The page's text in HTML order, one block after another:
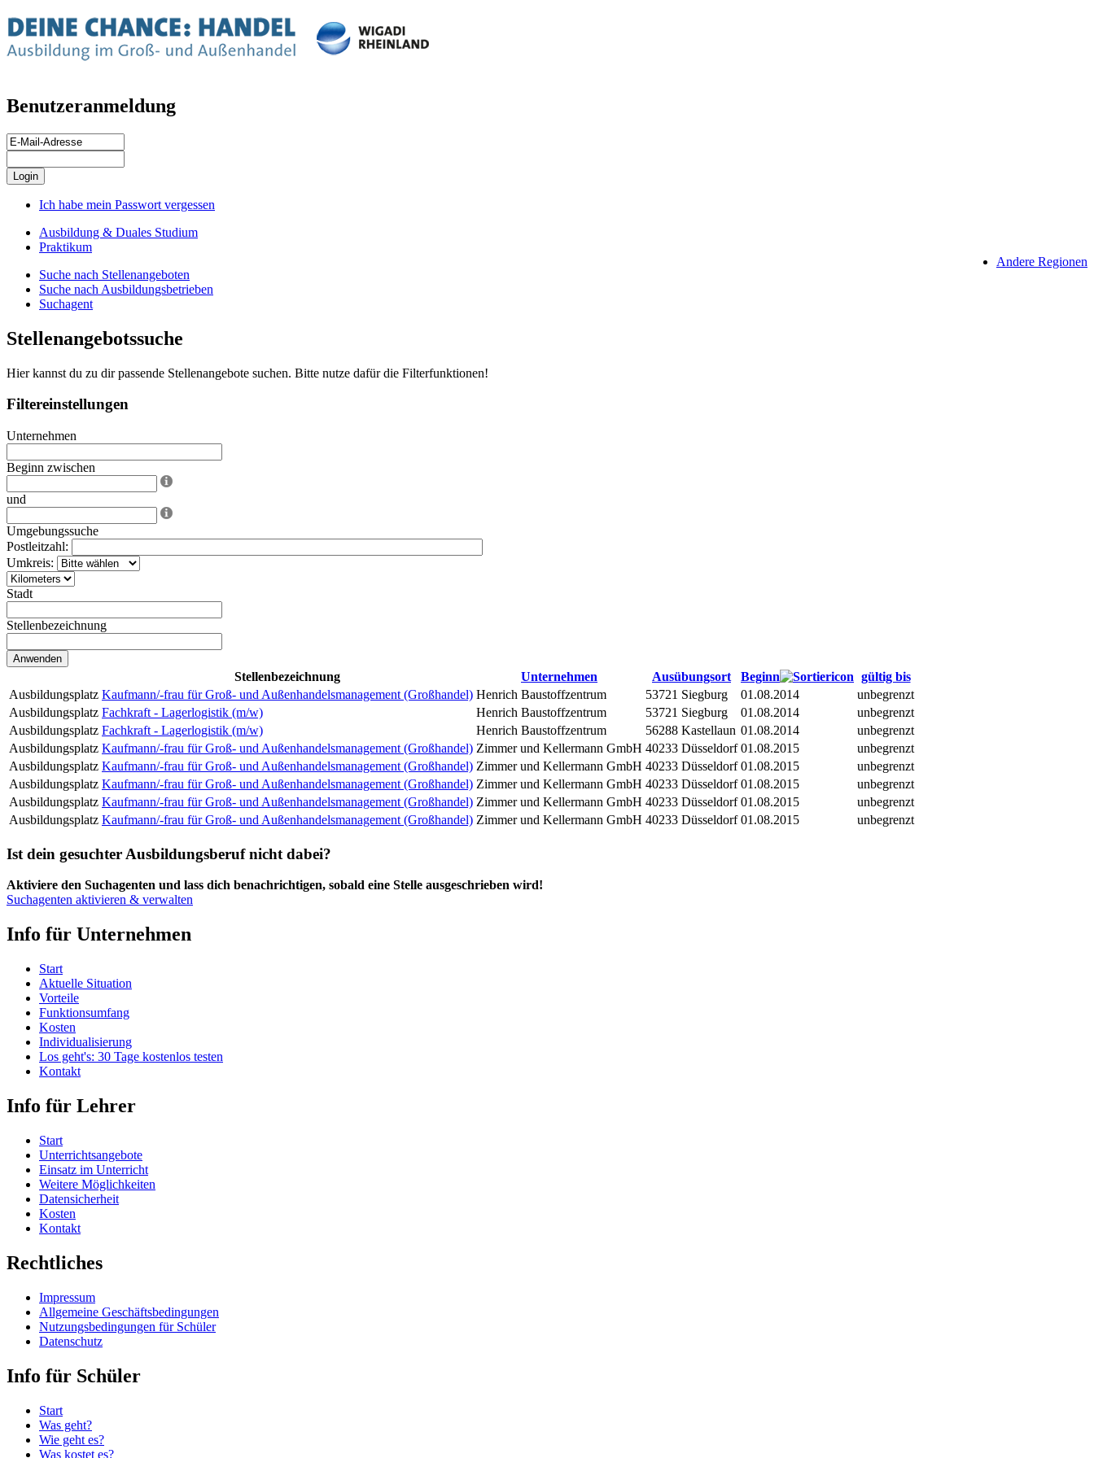
Benutzeranmeldung
Ich habe mein Passwort vergessen
Ausbildung & Duales Studium
Praktikum
Andere Regionen
Suche nach Stellenangeboten
Suche nach Ausbildungsbetrieben
Suchagent
Stellenangebotssuche
Hier kannst du zu dir passende Stellenangebote suchen. Bitte nutze dafür die Filterfunktionen!
Filtereinstellungen
Unternehmen
Beginn zwischen
und
Umgebungssuche
Postleitzahl:
Umkreis:
Stadt
Stellenbezeichnung
Stellenbezeichnung Unternehmen Ausübungsort Beginn
gültig bis
Ausbildungsplatz Kaufmann/-frau für Groß- und Außenhandelsmanagement (Großhandel) Henrich Baustoffzentrum 53721 Siegburg 01.08.2014
unbegrenzt
Ausbildungsplatz Fachkraft - Lagerlogistik (m/w) Henrich Baustoffzentrum 53721 Siegburg 01.08.2014
unbegrenzt
Ausbildungsplatz Fachkraft - Lagerlogistik (m/w) Henrich Baustoffzentrum 56288 Kastellaun 01.08.2014
unbegrenzt
Ausbildungsplatz Kaufmann/-frau für Groß- und Außenhandelsmanagement (Großhandel) Zimmer und Kellermann GmbH 40233 Düsseldorf 01.08.2015
unbegrenzt
Ausbildungsplatz Kaufmann/-frau für Groß- und Außenhandelsmanagement (Großhandel) Zimmer und Kellermann GmbH 40233 Düsseldorf 01.08.2015
unbegrenzt
Ausbildungsplatz Kaufmann/-frau für Groß- und Außenhandelsmanagement (Großhandel) Zimmer und Kellermann GmbH 40233 Düsseldorf 01.08.2015
unbegrenzt
Ausbildungsplatz Kaufmann/-frau für Groß- und Außenhandelsmanagement (Großhandel) Zimmer und Kellermann GmbH 40233 Düsseldorf 01.08.2015
unbegrenzt
Ausbildungsplatz Kaufmann/-frau für Groß- und Außenhandelsmanagement (Großhandel) Zimmer und Kellermann GmbH 40233 Düsseldorf 01.08.2015 unbegrenzt
Ist dein gesuchter Ausbildungsberuf nicht dabei?
Aktiviere den Suchagenten und lass dich benachrichtigen, sobald eine Stelle ausgeschrieben wird!
Suchagenten aktivieren & verwalten
Info für Unternehmen
Start
Aktuelle Situation
Vorteile
Funktionsumfang
Kosten
Individualisierung
Los geht's: 30 Tage kostenlos testen
Kontakt
Info für Lehrer
Start
Unterrichtsangebote
Einsatz im Unterricht
Weitere Möglichkeiten
Datensicherheit
Kosten
Kontakt
Rechtliches
Impressum
Allgemeine Geschäftsbedingungen
Nutzungsbedingungen für Schüler
Datenschutz
Info für Schüler
Start
Was geht?
Wie geht es?
Was kostet es?